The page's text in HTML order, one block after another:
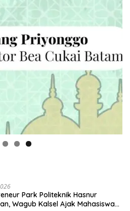
Park Politeknik Hasnur
Wagub Kalsel Ajak Mahasiswa